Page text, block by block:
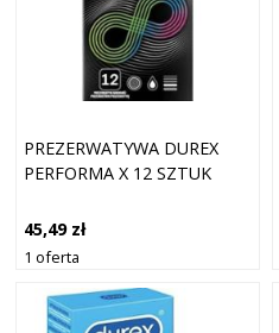
PREZERWATYWA DUREX
PERFORMA X 12 SZTUK
45,49 zł
1 oferta